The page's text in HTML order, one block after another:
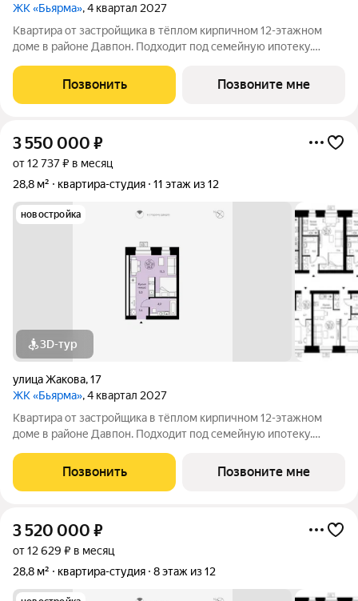
ЖК «Бьярма», 4 квартал 2027
Квартира от застройщика в тёплом кирпичном 12-этажном
доме в районе Давпон. Подходит под семейную ипотеку.
безопасности. Студия свободной планировки. Два окна с
низкими подоконниками.
Позвонить Позвоните мне
3 550 000 ₽
от 12 737 ₽ в месяц
28,8 м²
квартира-студия 11 этаж из 12
новостройка
3D-тур
улица Жакова,17
ЖК «Бьярма», 4 квартал 2027
Квартира от застройщика в тёплом кирпичном 12-этажном
доме в районе Давпон. Подходит под семейную ипотеку.
безопасности. Студия свободной планировки. Два окна с
низкими подоконниками.
Позвонить Позвоните мне
3 520 000 ₽
от 12 629 ₽ в месяц
28,8 м²
квартира-студия 8 этаж из 12